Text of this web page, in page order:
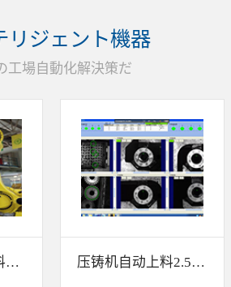
リジェント機器
工場自動化解決策だ
双目视觉引导抓料系统 压铸机自动上料2.5D机器人视觉引导系统